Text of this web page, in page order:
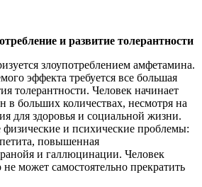
и развитие толерантности
злоупотреблением амфетамина.
эффекта требуется все большая
толерантности. Человек начинает
в больших количествах, несмотря на
для здоровья и социальной жизни.
физические и психические проблемы:
повышенная
и галлюцинации. Человек
может самостоятельно прекратить